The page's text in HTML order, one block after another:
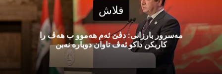
فلاش
مەسرور بارزانی: دڤێ ئەم هەموو ب هەڤ را
کاربکن داکو ئەڤ تاوان دوبارە نەبن